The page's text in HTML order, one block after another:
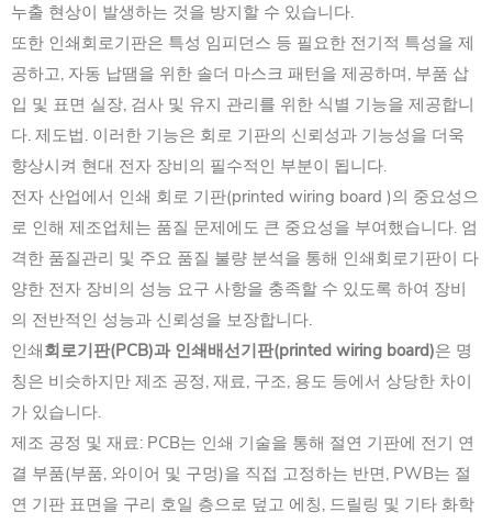
누출 현상이 발생하는 것을 방지할 수 있습니다. ‌
또한 인쇄회로기판은 특성 임피던스 등 필요한 전기적 특성을 제
공하고, 자동 납땜을 위한 솔더 마스크 패턴을 제공하며, 부품 삽
입 및 표면 실장, 검사 및 유지 관리를 위한 식별 기능을 제공합니
다. 제도법. ‌이러한 기능은 회로 기판의 신뢰성과 기능성을 더욱
향상시켜 ‌현대 전자 장비의 필수적인 부분이 됩니다. ‌
전자 산업에서 인쇄 회로 기판(printed wiring board )의 중요성으
로 인해 제조업체는 품질 문제에도 큰 중요성을 부여했습니다. ‌엄
격한 품질관리 및 주요 품질 불량 분석을 통해 인쇄회로기판이 다
양한 전자 장비의 성능 요구 사항을 충족할 수 있도록 하여 장비
의 전반적인 성능과 신뢰성을 보장합니다.
인쇄회로기판(PCB)과 인쇄배선기판(printed wiring board)은 명
칭은 비슷하지만 제조 공정, 재료, 구조, 용도 등에서 상당한 차이
가 있습니다. ‌
제조 공정 및 재료: PCB는 인쇄 기술을 통해 절연 기판에 전기 연
결 부품(부품, 와이어 및 구멍)을 직접 고정하는 반면, PWB는 절
연 기판 표면을 구리 호일 층으로 덮고 에칭, 드릴링 및 기타 화학